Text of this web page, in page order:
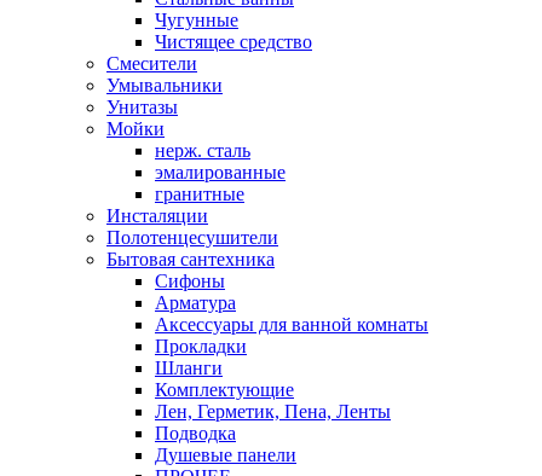
Чугунные
Чистящее средство
Смесители
Умывальники
Унитазы
Мойки
нерж. сталь
эмалированные
гранитные
Инсталяции
Полотенцесушители
Бытовая сантехника
Сифоны
Арматура
Аксессуары для ванной комнаты
Прокладки
Шланги
Комплектующие
Лен, Герметик, Пена, Ленты
Подводка
Душевые панели